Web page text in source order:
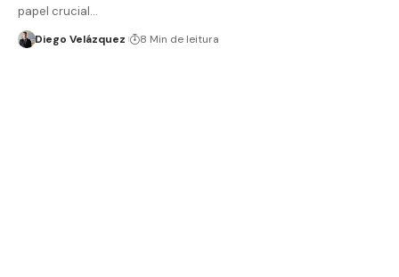
papel crucial…
Diego Velázquez 8 Min de leitura